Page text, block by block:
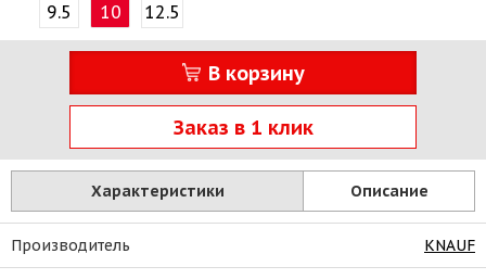
9.5 10 12.5
В корзину
Заказ в 1 клик
Характеристики Описание
Производитель KNAUF